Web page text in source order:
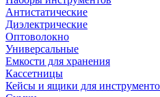
Антистатические
Диэлектрические
Оптоволокно
Универсальные
Емкости для хранения
Кассетницы
Кейсы и ящики для